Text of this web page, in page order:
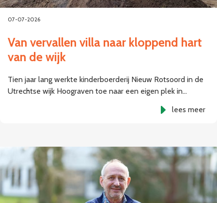
07-07-2026
Van vervallen villa naar kloppend hart
van de wijk
Tien jaar lang werkte kinderboerderij Nieuw Rotsoord in de
Utrechtse wijk Hoograven toe naar een eigen plek in…
lees meer